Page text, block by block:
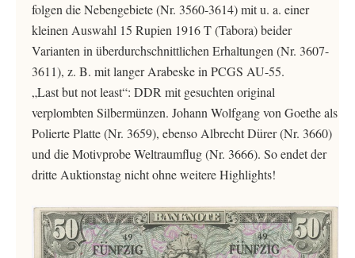
folgen die Nebengebiete (Nr. 3560-3614) mit u. a. einer
kleinen Auswahl 15 Rupien 1916 T (Tabora) beider
Varianten in überdurchschnittlichen Erhaltungen (Nr. 3607-
3611), z. B. mit langer Arabeske in PCGS AU-55.
„Last but not least“: DDR mit gesuchten original
verplombten Silbermünzen. Johann Wolfgang von Goethe als
Polierte Platte (Nr. 3659), ebenso Albrecht Dürer (Nr. 3660)
und die Motivprobe Weltraumflug (Nr. 3666). So endet der
dritte Auktionstag nicht ohne weitere Highlights!